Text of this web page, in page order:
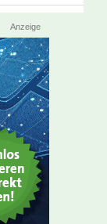
Anzeige